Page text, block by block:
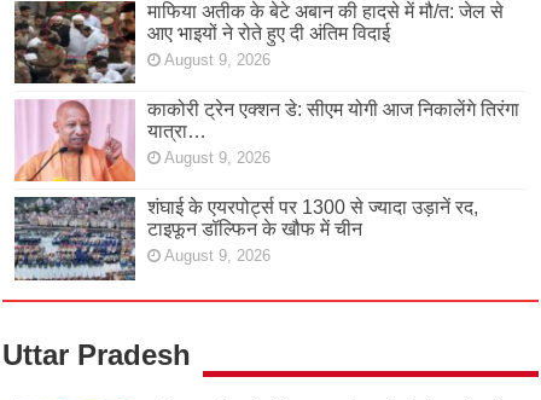
माफिया अतीक के बेटे अबान की हादसे में मौ/त: जेल से
आए भाइयों ने रोते हुए दी अंतिम विदाई
August 9, 2026
काकोरी ट्रेन एक्शन डे: सीएम योगी आज निकालेंगे तिरंगा
यात्रा…
August 9, 2026
शंघाई के एयरपोर्ट्स पर 1300 से ज्यादा उड़ानें रद,
टाइफून डॉल्फिन के खौफ में चीन
August 9, 2026
Uttar Pradesh